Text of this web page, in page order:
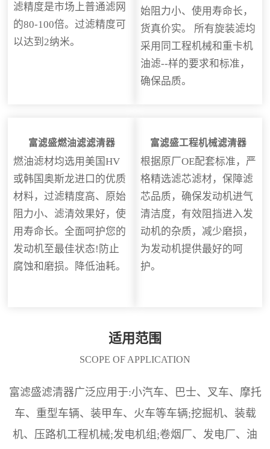
滤精度是市场上普通滤网
的80-100倍。过滤精度可
以达到2纳米。
始阻力小、使用寿命长，
货真价实。 所有旋装滤均
采用同工程机械和重卡机
油滤--样的要求和标准，
确保品质。
富滤盛燃油滤滤清器
燃油滤材均选用美国HV
或韩国奥斯龙进口的优质
材料，过滤精度高、原始
阻力小、滤清效果好，使
用寿命长。全面呵护您的
发动机至最佳状态!防止
腐蚀和磨损。降低油耗。
富滤盛工程机械滤清器
根据原厂OE配套标准，严
格精选滤芯滤材，保障滤
芯品质，确保发动机进气
清洁度，有效阻挡进入发
动机的杂质，减少磨损，
为发动机提供最好的呵
护。
适用范围
SCOPE OF APPLICATION
富滤盛滤清器广泛应用于:小汽车、巴士、叉车、摩托
车、重型车辆、装甲车、火车等车辆;挖掘机、装载
机、压路机工程机械;发电机组;卷烟厂、发电厂、油